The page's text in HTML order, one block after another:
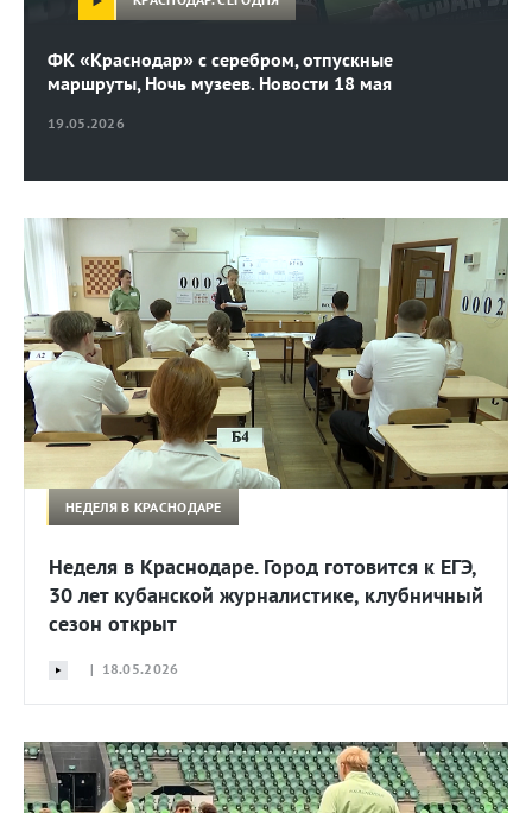
19.05.2026
ФК «Краснодар» с серебром, отпускные
маршруты, Ночь музеев. Новости 18 мая
НЕДЕЛЯ В КРАСНОДАРЕ
Неделя в Краснодаре. Город готовится к ЕГЭ,
30 лет кубанской журналистике, клубничный
сезон открыт
| 18.05.2026